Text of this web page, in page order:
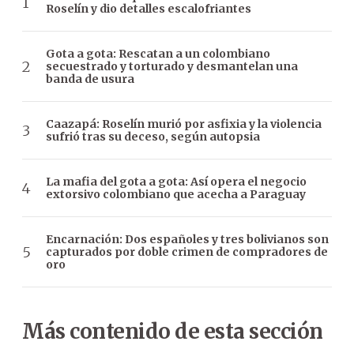
Roselín y dio detalles escalofriantes
Gota a gota: Rescatan a un colombiano
secuestrado y torturado y desmantelan una
banda de usura
Caazapá: Roselín murió por asfixia y la violencia
sufrió tras su deceso, según autopsia
La mafia del gota a gota: Así opera el negocio
extorsivo colombiano que acecha a Paraguay
Encarnación: Dos españoles y tres bolivianos son
capturados por doble crimen de compradores de
oro
Más contenido de esta sección